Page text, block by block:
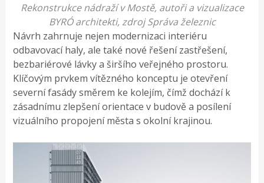
Rekonstrukce nádraží v Mostě, autoři a vizualizace
BYRÓ architekti, zdroj Správa železnic
Návrh zahrnuje nejen modernizaci interiéru
odbavovací haly, ale také nové řešení zastřešení,
bezbariérové lávky a širšího veřejného prostoru.
Klíčovým prvkem vítězného konceptu je otevření
severní fasády směrem ke kolejím, čímž dochází k
zásadnímu zlepšení orientace v budově a posílení
vizuálního propojení města s okolní krajinou.